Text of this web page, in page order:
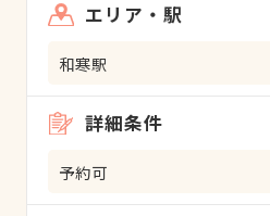
エリア・駅
和寒駅
詳細条件
予約可